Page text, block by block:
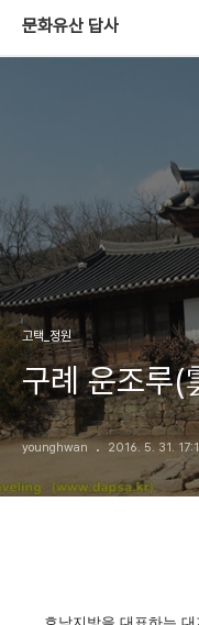
문화유산 답사
고택_정원
구례 운조루
younghwan 2016. 5. 31.